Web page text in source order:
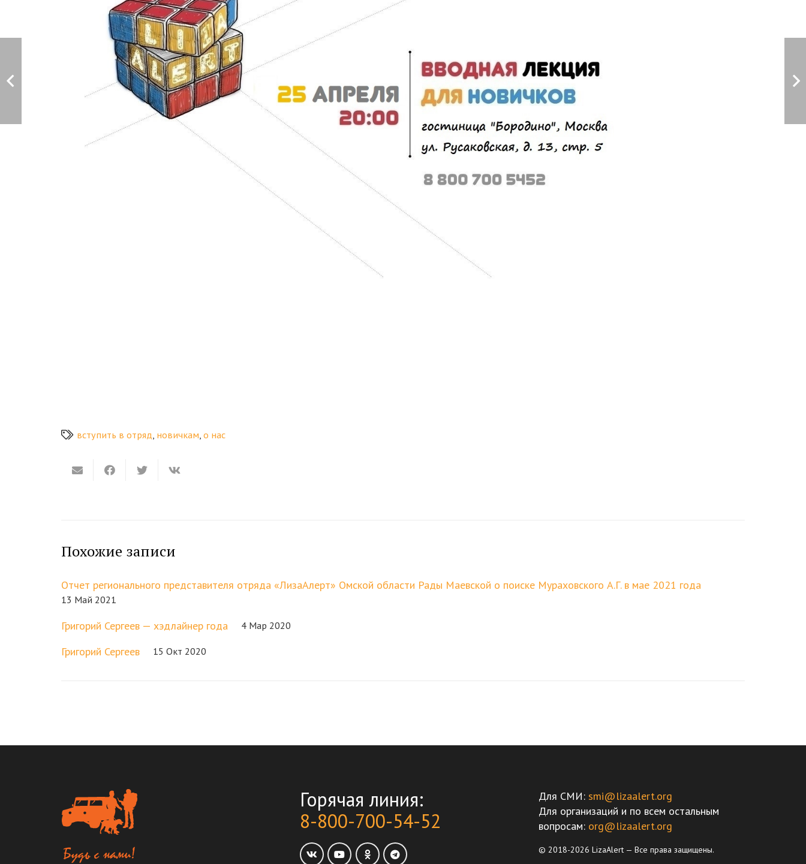
вступить в отряд новичкам ,о нас
Похожие записи
Отчет регионального представителя отряда «ЛизаАлерт» Омской области Рады Маевской о поиске Мураховского А.Г. в мае 2021 года
13 Май 2021
Григорий Сергеев — хэдлайнер года 4 Мар 2020
Григорий Сергеев 15 Окт 2020
Горячая линия:
8-800-700-54-52
Для СМИ: smi@lizaalert.org
Для организаций и по всем остальным
вопросам: org@lizaalert.org
© 2018-2026 LizaAlert — Все права защищены.